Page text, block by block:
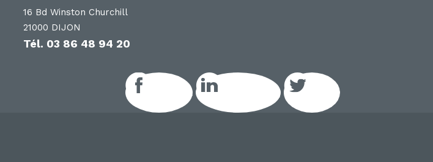
16 Bd Winston Churchill
21000 DIJON
Tél. 03 86 48 94 20
Facebook LinkedIn GEIQ Twitter